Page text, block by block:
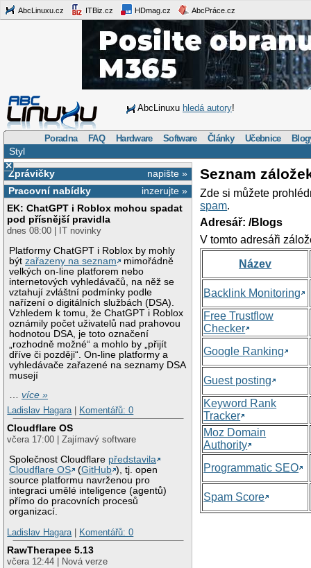
AbcLinuxu.cz ITBiz.cz HDmag.cz AbcPráce.cz
AbcLinuxu hledá autory!
Poradna FAQ Hardware Software Články Učebnice
Styl
×
napište »
Zprávičky
inzerujte »
Pracovní nabídky
EK: ChatGPT i Roblox mohou spadat
pod přísnější pravidla
dnes 08:00 | IT novinky
Platformy ChatGPT i Roblox by mohly
býtzařazeny na seznam
mimořádně
velkých on-line platforem nebo
internetových vyhledávačů, na něž se
vztahují zvláštní podmínky podle
nařízení o digitálních službách (DSA).
Vzhledem k tomu, že ChatGPT i Roblox
oznámily počet uživatelů nad prahovou
hodnotou DSA, je toto označení
„rozhodně možné“ a mohlo by „přijít
dříve či později“. On-line platformy a
vyhledávače zařazené na seznamy DSA
musejí
…více »
Ladislav Hagara
Komentářů: 0
Cloudflare OS
včera 17:00 | Zajímavý software
Společnost Cloudflare představila
Cloudflare OS
(GitHub ), tj. open
source platformu navrženou pro
integraci umělé inteligence (agentů)
přímo do pracovních procesů
organizací.
Ladislav Hagara
Komentářů: 0
RawTherapee 5.13
včera 12:44 | Nová verze
Seznam
Zde si můžete
spam.
Adresář: /Blogs
V tomto adresáři
Název
Backlink Monitoring
Free Trustflow
Checker
Google Ranking
Guest posting
Keyword Rank
Tracker
Moz Domain
Authority
Programmatic SEO
Spam Score